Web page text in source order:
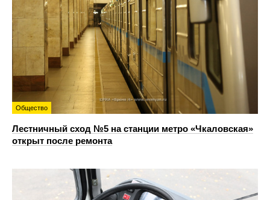
Общество
Лестничный сход №5 на станции метро «Чкаловская»
открыт после ремонта